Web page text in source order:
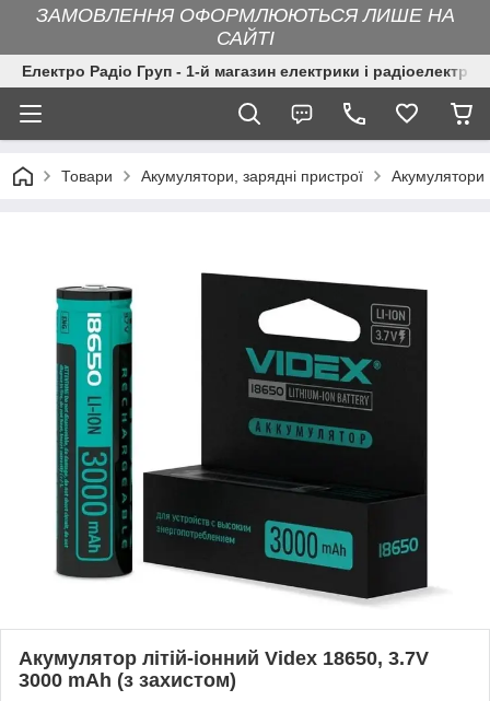
ЗАМОВЛЕННЯ ОФОРМЛЮЮТЬСЯ ЛИШЕ НА
САЙТІ
Електро Радіо Груп - 1-й магазин електрики і
Товари Акумулятори, зарядні пристрої Акумулятори
Акумулятор літій-іонний Videx 18650, 3.7V
3000 mAh (з захистом)